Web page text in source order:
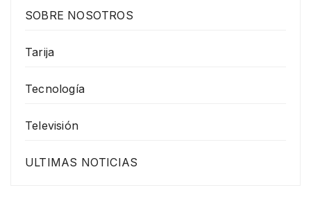
SOBRE NOSOTROS
Tarija
Tecnología
Televisión
ULTIMAS NOTICIAS